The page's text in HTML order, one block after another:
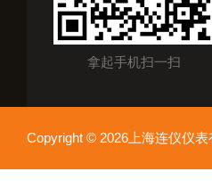
拿起手机扫一扫
Copyright © 2026上海连仪仪